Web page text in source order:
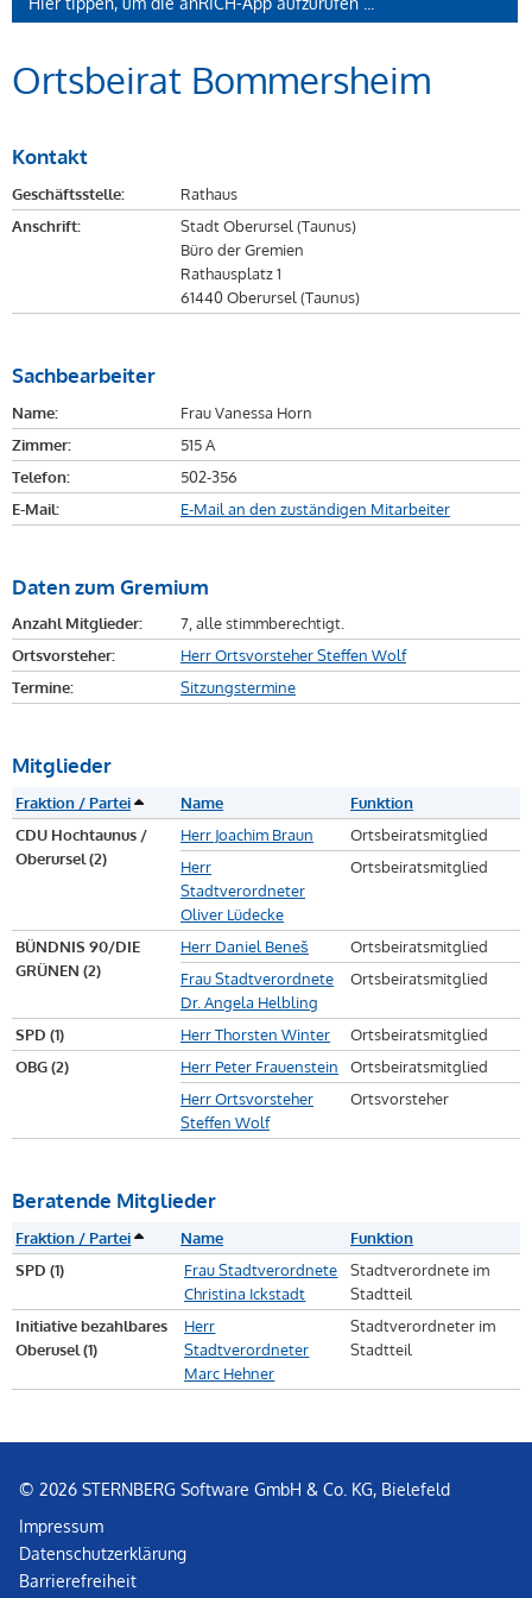
Ortsbeirat Bommersheim
Kontakt
Geschäftsstelle:
Rathaus
Anschrift:
Stadt Oberursel (Taunus)
Büro der Gremien
Rathausplatz 1
61440 Oberursel (Taunus)
Sachbearbeiter
Name:
Frau Vanessa Horn
Zimmer:
515 A
Telefon:
502-356
E-Mail:
E-Mail an den zuständigen Mitarbeiter
Daten zum Gremium
Anzahl Mitglieder:
7, alle stimmberechtigt.
Ortsvorsteher:
Herr Ortsvorsteher Steffen Wolf
Termine:
Sitzungstermine
Mitglieder
Fraktion / Partei Name
Funktion
CDU Hochtaunus /
Oberursel (2)
Herr Joachim Braun
Ortsbeiratsmitglied
Herr
Stadtverordneter
Oliver Lüdecke
Ortsbeiratsmitglied
BÜNDNIS 90/DIE
GRÜNEN (2)
Herr Daniel Beneš
Ortsbeiratsmitglied
Frau Stadtverordnete
Dr. Angela Helbling
Ortsbeiratsmitglied
SPD (1) Herr Thorsten Winter
Ortsbeiratsmitglied
OBG (2)
Herr Peter Frauenstein
Ortsbeiratsmitglied
Herr Ortsvorsteher
Steffen Wolf
Ortsvorsteher
Beratende Mitglieder
Fraktion / Partei Name
Funktion
SPD (1)
Frau Stadtverordnete
Christina Ickstadt
Stadtverordnete im
Stadtteil
Initiative bezahlbares
Oberusel (1)
Herr
Stadtverordneter
Marc Hehner
Stadtverordneter im
Stadtteil
© 2026 STERNBERG Software GmbH & Co. KG, Bielefeld
Impressum
Datenschutzerklärung
Barrierefreiheit